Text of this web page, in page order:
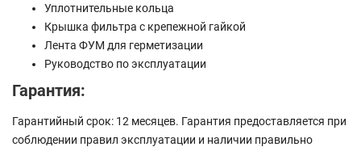
Уплотнительные кольца
Крышка фильтра с крепежной гайкой
Лента ФУМ для герметизации
Руководство по эксплуатации
Гарантия:
Гарантийный срок: 12 месяцев. Гарантия предоставляется при
соблюдении правил эксплуатации и наличии правильно